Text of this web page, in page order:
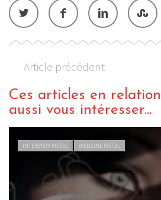
Article précédent
Ces articles en
aussi vous intéresser...
INTERVIEW METAL WEBZINE METAL